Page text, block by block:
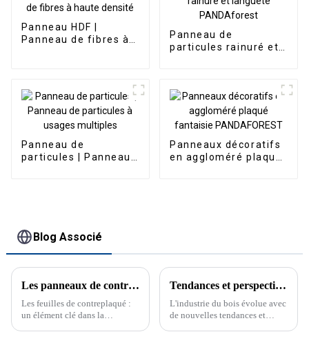
Panneau HDF |
Panneau de fibres à
Panneau de
particules rainuré et
Panneau de
particules | Panneau
Panneaux décoratifs
en aggloméré plaqué
Blog Associé
Les panneaux de contreplaqué : un élément clé dans la construction
Les feuilles de contreplaqué :
un élément clé dans la
Tendances et perspectives de l'industrie du bois
L'industrie du bois évolue avec
de nouvelles tendances et